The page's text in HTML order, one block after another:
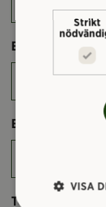
Efternamn *
E-post
Telefonnummer
Strikt
VISA